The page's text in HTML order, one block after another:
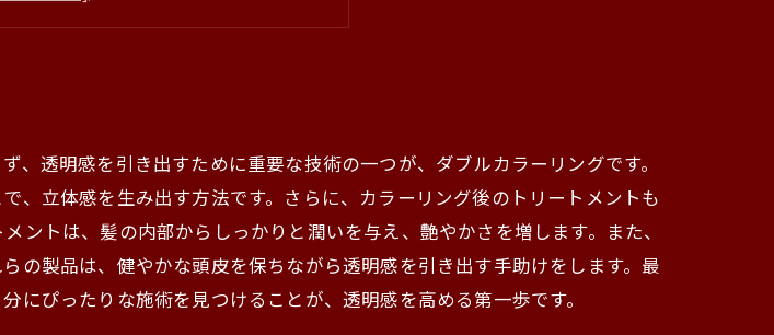
ための実践法：成功事例を紹介
透明感を引き出すために重要な技術の一つが、ダブルカラーリングです。
、立体感を生み出す方法です。さらに、カラーリング後のトリートメントも
トは、髪の内部からしっかりと潤いを与え、艶やかさを増します。また、
の製品は、健やかな頭皮を保ちながら透明感を引き出す手助けをします。最
ぴったりな施術を見つけることが、透明感を高める第一歩です。